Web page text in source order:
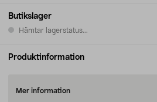
Butikslager
Hämtar lagerstatus...
Produktinformation
Mer information